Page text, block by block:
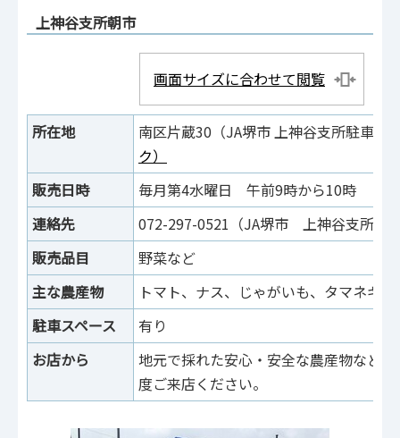
上神谷支所朝市
画面サイズに合わせて閲覧
所在地
南区片蔵30（JA堺市 上神谷支所駐車
ク）
販売日時
毎月第4水曜日 午前9時から10時
連絡先
072-297-0521（JA堺市 上神谷支所）
販売品目
野菜など
主な農産物
トマト、ナス、じゃがいも、タマネギな
駐車スペース
有り
お店から
地元で採れた安心・安全な農産物など
度ご来店ください。